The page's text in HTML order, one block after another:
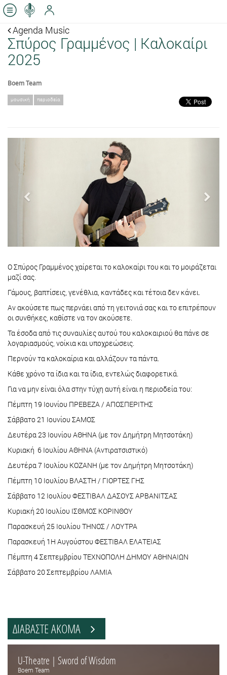
Agenda Music
Σπύρος Γραμμένος | Καλοκαίρι
2025
Boem Team
μουσική περιοδεία
Previous
Ο Σπύρος Γραμμένος χαίρεται το καλοκαίρι του και το μοιράζεται
μαζί σας.
Γάμους, βαπτίσεις, γενέθλια, καντάδες και τέτοια δεν κάνει.
Αν ακούσετε πως περνάει από τη γειτονιά σας και το επιτρέπουν
οι συνθήκες, καθίστε να τον ακούσετε.
Τα έσοδα από τις συναυλίες αυτού του καλοκαιριού θα πάνε σε
λογαριασμούς, νοίκια και υποχρεώσεις.
Περνούν τα καλοκαίρια και αλλάζουν τα πάντα.
Κάθε χρόνο τα ίδια και τα ίδια, εντελώς διαφορετικά.
Για να μην είναι όλα στην τύχη αυτή είναι η περιοδεία του:
Πέμπτη 19 Ιουνίου ΠΡΕΒΕΖΑ / ΑΠΟΣΠΕΡΙΤΗΣ
Σάββατο 21 Ιουνίου ΣΑΜΟΣ
Δευτέρα 23 Ιουνίου ΑΘΗΝΑ (με τον Δημήτρη Μητσοτάκη)
Κυριακή 6 Ιουλίου ΑΘΗΝΑ (Αντιρατσιστικό)
Δευτέρα 7 Ιουλίου ΚΟΖΑΝΗ (με τον Δημήτρη Μητσοτάκη)
Πέμπτη 10 Ιουλίου ΒΛΑΣΤΗ / ΓΙΟΡΤΕΣ ΓΗΣ
Σάββατο 12 Ιουλίου ΦΕΣΤΙΒΑΛ ΔΑΣΟΥΣ ΑΡΒΑΝΙΤΣΑΣ
Κυριακή 20 Ιουλίου ΙΣΘΜΟΣ ΚΟΡΙΝΘΟΥ
Παρασκευή 25 Ιουλίου ΤΗΝΟΣ / ΛΟΥΤΡΑ
Παρασκευή 1Η Αυγούστου ΦΕΣΤΙΒΑΛ ΕΛΑΤΕΙΑΣ
Πέμπτη 4 Σεπτεμβρίου ΤΕΧΝΟΠΟΛΗ ΔΗΜΟΥ ΑΘΗΝΑΙΩΝ
Σάββατο 20 Σεπτεμβρίου ΛΑΜΙΑ
ΔΙΑΒΑΣΤΕ ΑΚΟΜΑ
U-Theatre | Sword of Wisdom
Boem Team